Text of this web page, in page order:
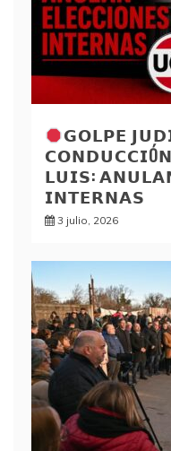
𝗚𝗢𝗟𝗣𝗘
𝗟𝗨𝗜𝗦:
𝗜𝗡𝗧𝗘𝗥𝗡𝗔𝗦
3 julio, 2026